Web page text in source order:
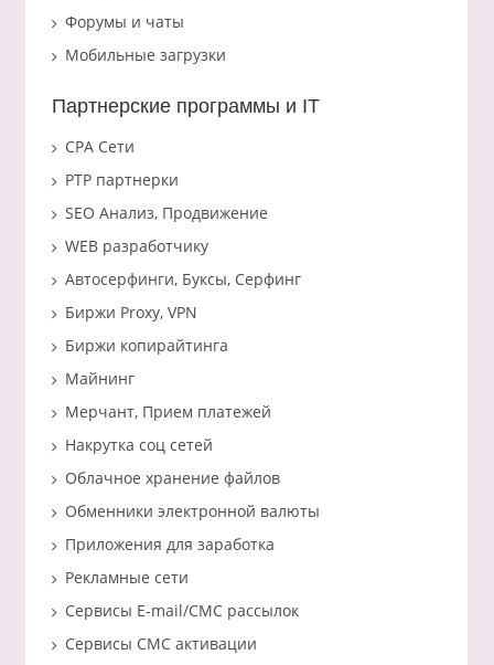
Форумы и чаты
Мобильные загрузки
Партнерские программы и IT
CPA Сети
PTP партнерки
SEO Анализ, Продвижение
WEB разработчику
Автосерфинги, Буксы, Серфинг
Биржи Proxy, VPN
Биржи копирайтинга
Майнинг
Мерчант, Прием платежей
Накрутка соц сетей
Облачное хранение файлов
Обменники электронной валюты
Приложения для заработка
Рекламные сети
Сервисы E-mail/СМС рассылок
Сервисы СМС активации